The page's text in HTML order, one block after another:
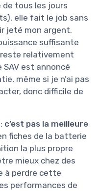
de tous les jours
elle fait le job sans
jeté mon argent.
suffisante
relativement
SAV est annoncé
même si je n’ai pas
donc difficile de
c’est pas la meilleure
fiches de la batterie
la plus propre
mieux chez des
à perdre cette
performances de